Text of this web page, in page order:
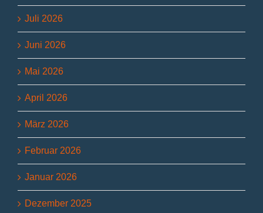
Juli 2026
Juni 2026
Mai 2026
April 2026
März 2026
Februar 2026
Januar 2026
Dezember 2025